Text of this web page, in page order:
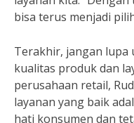
bisa terus menjadi
Terakhir, jangan lupa
kualitas produk dan
perusahaan retail,
layanan yang baik
hati konsumen dan